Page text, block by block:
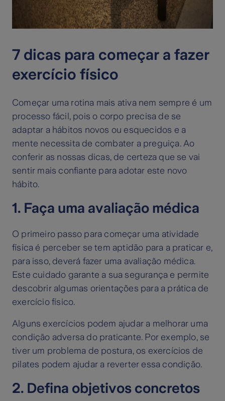
7 dicas para começar a fazer
exercício físico
Começar uma rotina mais ativa nem sempre é um
processo fácil, pois o corpo precisa de se
adaptar a hábitos novos ou esquecidos e a
mente necessita de combater a preguiça. Ao
conferir as nossas dicas, de certeza que se vai
sentir mais confiante para adotar este novo
hábito.
1. Faça uma avaliação médica
O primeiro passo para começar uma atividade
física é perceber se tem aptidão para a praticar e,
para isso, deverá fazer uma avaliação médica.
Este cuidado garante a sua segurança e permite
descobrir algumas orientações para a prática de
exercício físico.
Alguns exercícios podem ajudar a melhorar uma
condição adversa do praticante. Por exemplo, se
tiver um problema de postura, os exercícios de
pilates podem ajudar a reverter essa condição.
2. Defina objetivos concretos